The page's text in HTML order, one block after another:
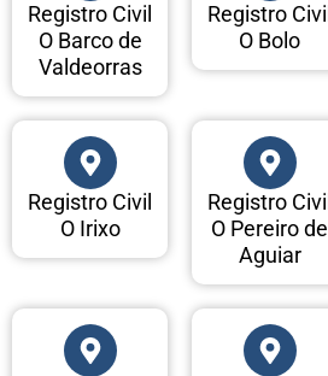
Registro Civil
O Barco de
Valdeorras
Registro Civil
O Bolo
Registro Civil
O Irixo
Registro Civil
O Pereiro de
Aguiar